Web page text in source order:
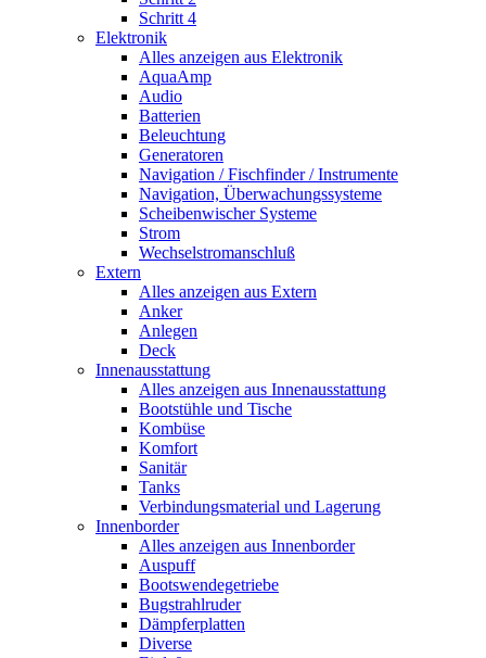
Schritt 4
Elektronik
Alles anzeigen aus Elektronik
AquaAmp
Audio
Batterien
Beleuchtung
Generatoren
Navigation / Fischfinder / Instrumente
Navigation, Überwachungssysteme
Scheibenwischer Systeme
Strom
Wechselstromanschluß
Extern
Alles anzeigen aus Extern
Anker
Anlegen
Deck
Innenausstattung
Alles anzeigen aus Innenausstattung
Bootstühle und Tische
Kombüse
Komfort
Sanitär
Tanks
Verbindungsmaterial und Lagerung
Innenborder
Alles anzeigen aus Innenborder
Auspuff
Bootswendegetriebe
Bugstrahlruder
Dämpferplatten
Diverse